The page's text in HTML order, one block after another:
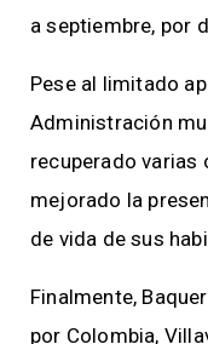
a septiembre, por
Pese al limitado
Administración
recuperado varias
mejorado la
de vida de sus
Finalmente,
por Colombia,